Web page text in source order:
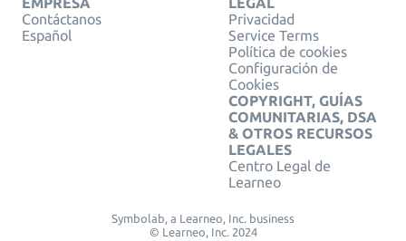
Contáctanos
Español
Privacidad
Service Terms
Política de cookies
Configuración de
Cookies
COPYRIGHT, GUÍAS
COMUNITARIAS, DSA
& OTROS RECURSOS
LEGALES
Centro Legal de
Learneo
Symbolab, a Learneo, Inc. business
© Learneo, Inc. 2024